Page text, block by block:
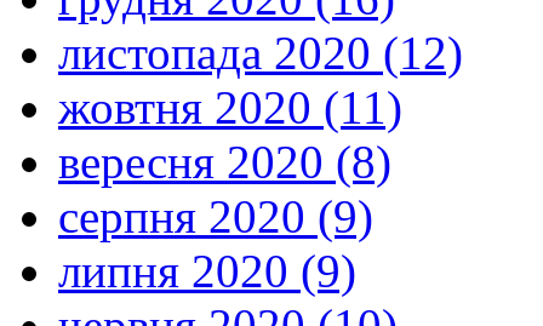
листопада 2020 (12)
жовтня 2020 (11)
вересня 2020 (8)
серпня 2020 (9)
липня 2020 (9)